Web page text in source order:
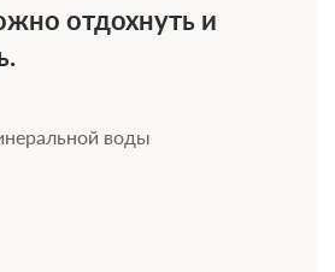
отдохнуть и
воды